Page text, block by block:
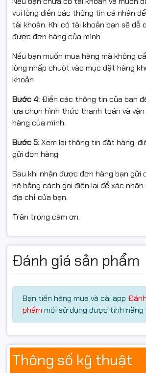
Kết nối cơ bản, đáp ứng nhu cầu sử
Màn hình gaming Asus VY249HGR
HDMI 1.4 và VGA, giúp dễ dàng kết nối
khác nhau. Ngoài ra, sản phẩm còn có
nhân. Màn hình không tích hợp loa.
vui lòng điền các thông tin cá nhân
tài khoản. Khi có tài khoản bạn sẽ dễ
được đơn hàng của mình
Nếu bạn muốn mua hàng mà không
lòng nhấp chuột vào mục đặt hàng
khoản
Bước 4: Điền các thông tin của bạn
lựa chọn hình thức thanh toán và
hàng của mình
Bước 5:Xem lại thông tin đặt hàng,
gửi đơn hàng
Sau khi nhận được đơn hàng bạn gửi
hệ bằng cách gọi điện lại để xác nhận
địa chỉ của bạn.
Trân trọng cảm ơn.
Đánh giá sản phẩm
Bạn tiến hàng mua và cài app
phẩm mới sử dụng được tính năng
Thông số kỹ thuật